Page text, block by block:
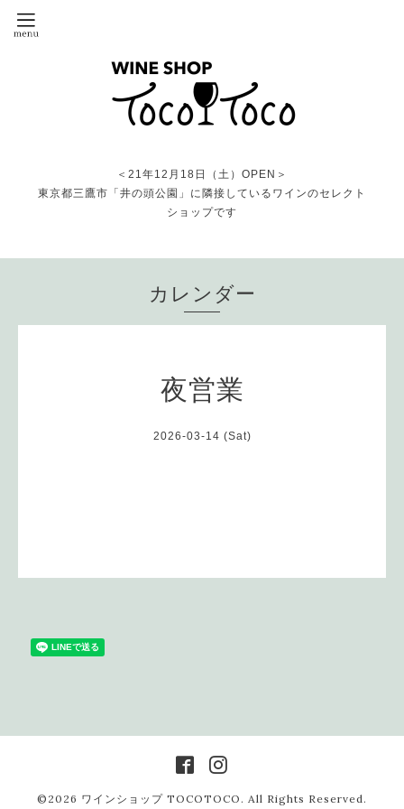
＜21年12月18日（土）OPEN＞
東京都三鷹市「井の頭公園」に隣接しているワインのセレクト
ショップです
カレンダー
夜営業
2026-03-14 (Sat)
©2026 ワインショップ TOCOTOCO . All Rights Reserved.